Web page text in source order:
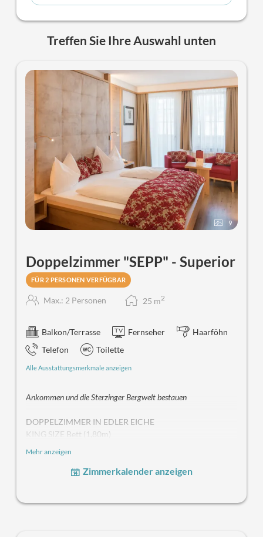
Treffen Sie Ihre Auswahl unten
9
Doppelzimmer "SEPP" - Superior
FÜR 2 PERSONEN VERFÜGBAR
Max.: 2 Personen 25 m2
Balkon/Terrasse Fernseher
Haarföhn
Telefon
Toilette
Alle Ausstattungsmerkmale anzeigen
Ankommen und die Sterzinger Bergwelt bestauen
DOPPELZIMMER IN EDLER EICHE
KING SIZE Bett (1,80m)
MERKMALE: Holzboden, HD-TV, Fahrstuhl, freies W-lan
Unsere renovierten Doppelzimmer "SEPP" befinden sich
Holztyp haben wir edle Eiche gewählt. Das Farbmuster
Mehr anzeigen
Zimmerkalender anzeigen